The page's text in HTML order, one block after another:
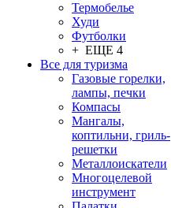
Термобелье
Худи
Футболки
+ ЕЩЕ 4
Все для туризма
Газовые горелки,
лампы, печки
Компасы
Мангалы,
коптильни, гриль-
решетки
Металлоискатели
Многоцелевой
инструмент